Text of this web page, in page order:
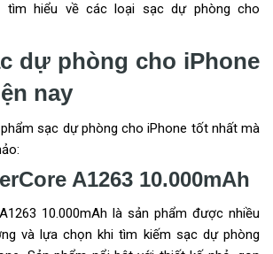
tìm hiểu về các loại sạc dự phòng cho
dự phòng cho iPhone
nay
sạc dự phòng cho iPhone tốt nhất mà
A1263 10.000mAh
10.000mAh là sản phẩm được nhiều
và lựa chọn khi tìm kiếm sạc dự phòng